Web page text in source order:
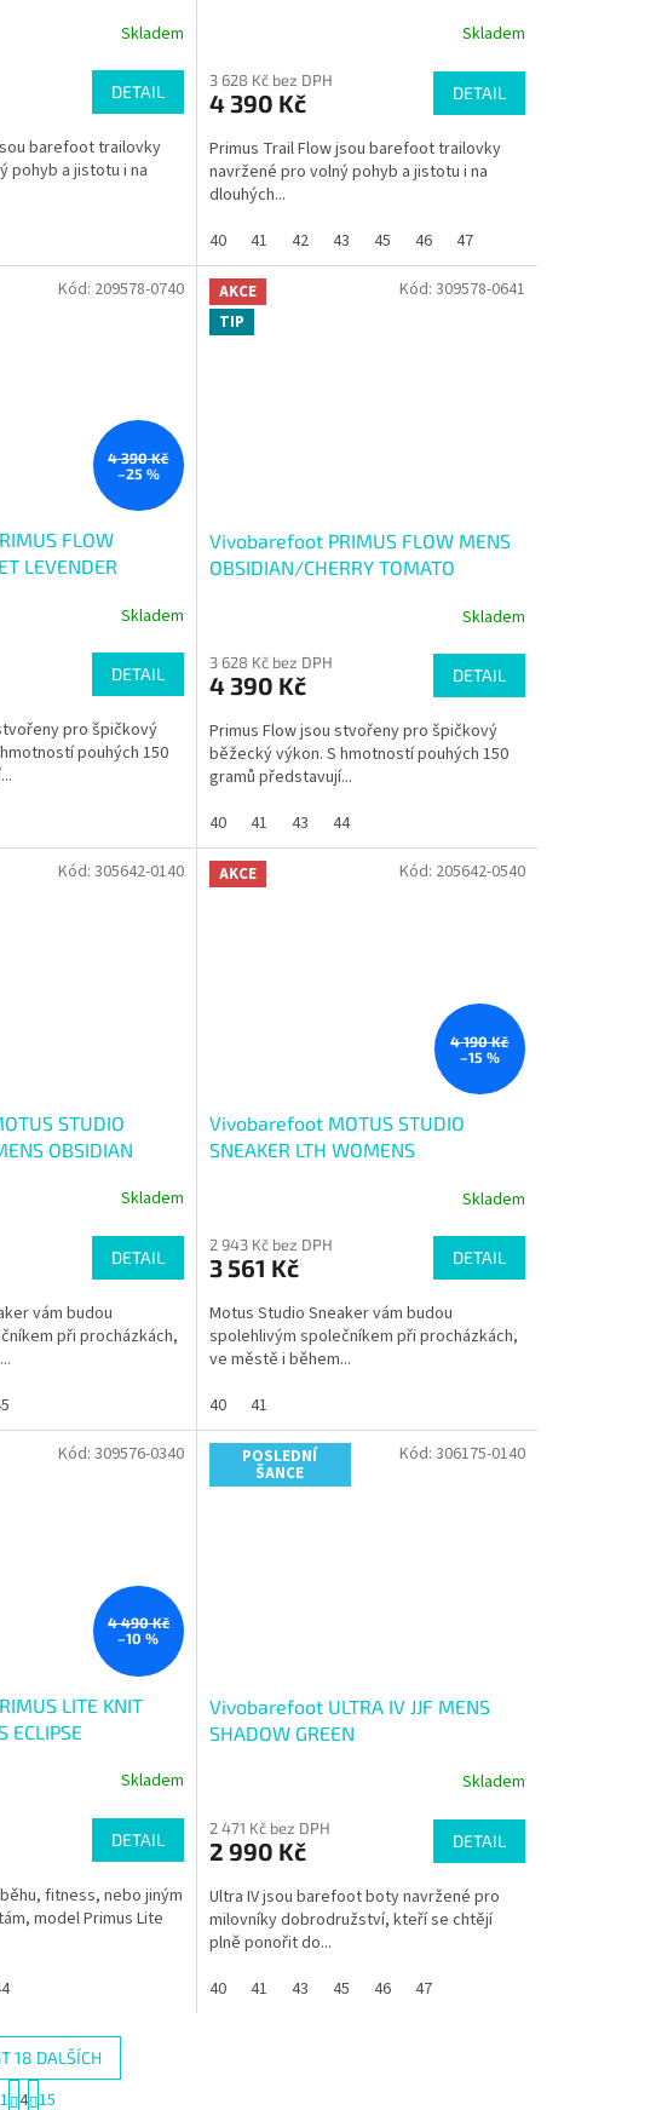
Skladem
DETAIL
barefoot trailovky
pohyb a jistotu i na
Skladem
3 628 Kč bez DPH
4 390 Kč DETAIL
Primus Trail Flow jsou barefoot trailovky
navržené pro volný pohyb a jistotu i na
dlouhých...
40
41 42 43 45 46 47
4 390 Kč
–25 %
FLOW
LEVENDER
Skladem
DETAIL
pro špičkový
pouhých 150
Kód: 209578-0740
AKCE
TIP
Vivobarefoot PRIMUS FLOW MENS
OBSIDIAN/CHERRY TOMATO
Skladem
3 628 Kč bez DPH
4 390 Kč DETAIL
Primus Flow jsou stvořeny pro špičkový
běžecký výkon. S hmotností pouhých 150
gramů představují...
40
41 43 44
Kód: 309578-0641
STUDIO
OBSIDIAN
Skladem
DETAIL
vám budou
při procházkách,
Kód: 305642-0140 AKCE
4 190 Kč
–15 %
Vivobarefoot MOTUS STUDIO
SNEAKER LTH WOMENS
Skladem
2 943 Kč bez DPH
3 561 Kč DETAIL
Motus Studio Sneaker vám budou
spolehlivým společníkem při procházkách,
ve městě i během...
40
41
Kód: 205642-0540
4 490 Kč
–10 %
LITE KNIT
ECLIPSE
Skladem
DETAIL
fitness, nebo jiným
model Primus Lite
Kód: 309576-0340 POSLEDNÍ
ŠANCE
Vivobarefoot ULTRA IV JJF MENS
SHADOW GREEN
produktu
je
z
5
hvězdiček.
Skladem
2 471 Kč bez DPH
2 990 Kč DETAIL
Ultra IV jsou barefoot boty navržené pro
milovníky dobrodružství, kteří se chtějí
plně ponořit do...
40
41 43 45 46 47
Kód: 306175-0140
18 DALŠÍCH
S
1 4 15